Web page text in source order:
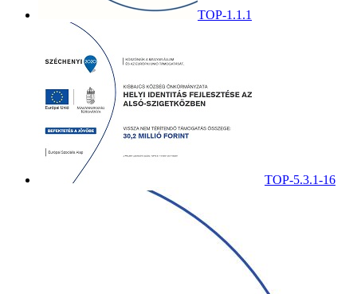
TOP-1.1.1
TOP-5.3.1-16